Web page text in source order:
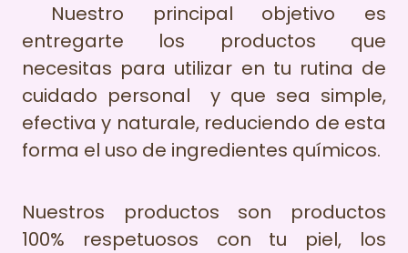
Nuestro principal objetivo es
entregarte los productos que
necesitas para utilizar en tu rutina de
cuidado personal y que sea simple,
efectiva y naturale, reduciendo de esta
forma el uso de ingredientes químicos.
Nuestros productos son productos
100% respetuosos con tu piel, los